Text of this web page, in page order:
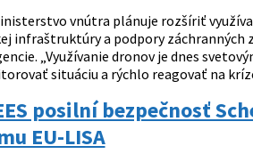
vnútra plánuje rozšíriť
infraštruktúry a podpory záchranných
„Využívanie dronov je dnes
situáciu a rýchlo reagovať na
posilní bezpečnosť
EU-LISA